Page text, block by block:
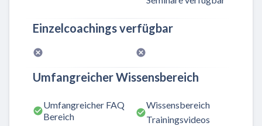
Einzelcoachings verfügbar
Umfangreicher Wissensbereich
Umfangreicher FAQ
Bereich
Wissensbereich
Trainingsvideos